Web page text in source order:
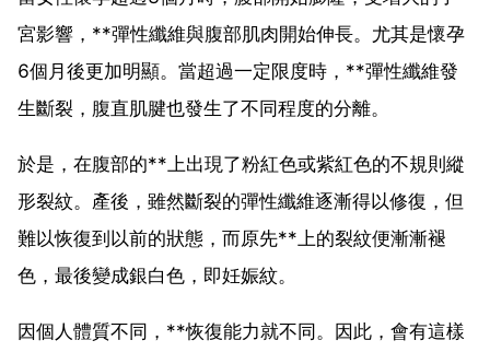
宮影響，**彈性纖維與腹部肌肉開始伸長。尤其是懷孕
6個月後更加明顯。當超過一定限度時，**彈性纖維發
生斷裂，腹直肌腱也發生了不同程度的分離。
於是，在腹部的**上出現了粉紅色或紫紅色的不規則縱
形裂紋。產後，雖然斷裂的彈性纖維逐漸得以修復，但
難以恢復到以前的狀態，而原先**上的裂紋便漸漸褪
色，最後變成銀白色，即妊娠紋。
因個人體質不同，**恢復能力就不同。因此，會有這樣